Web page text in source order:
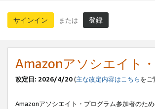
サインイン または 登録
Amazonアソシエイト
改定日: 2026/4/20(主な改定内容はこちらをご
Amazonアソシエイト・プログラム参加者のた